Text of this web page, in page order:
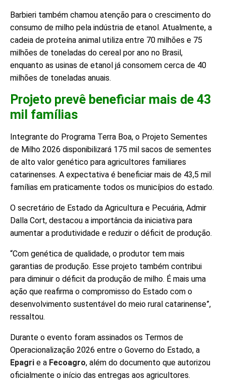
Barbieri também chamou atenção para o crescimento do
consumo de milho pela indústria de etanol. Atualmente, a
cadeia de proteína animal utiliza entre 70 milhões e 75
milhões de toneladas do cereal por ano no Brasil,
enquanto as usinas de etanol já consomem cerca de 40
milhões de toneladas anuais.
Projeto prevê beneficiar mais de 43
mil famílias
Integrante do Programa Terra Boa, o Projeto Sementes
de Milho 2026 disponibilizará 175 mil sacos de sementes
de alto valor genético para agricultores familiares
catarinenses. A expectativa é beneficiar mais de 43,5 mil
famílias em praticamente todos os municípios do estado.
O secretário de Estado da Agricultura e Pecuária, Admir
Dalla Cort, destacou a importância da iniciativa para
aumentar a produtividade e reduzir o déficit de produção.
“Com genética de qualidade, o produtor tem mais
garantias de produção. Esse projeto também contribui
para diminuir o déficit da produção de milho. É mais uma
ação que reafirma o compromisso do Estado com o
desenvolvimento sustentável do meio rural catarinense”,
ressaltou.
Durante o evento foram assinados os Termos de
Operacionalização 2026 entre o Governo do Estado, a
Epagri e a Fecoagro, além do documento que autorizou
oficialmente o início das entregas aos agricultores.